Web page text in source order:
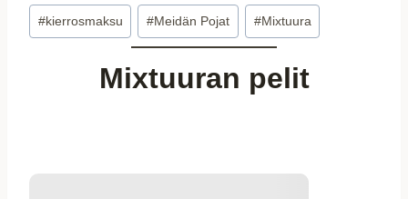
Avainsanat:
#kierrosmaksu #Meidän Pojat #Mixtuura
Mixtuuran pelit